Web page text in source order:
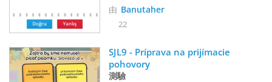
由 Banutaher
22
SJL9 - Príprava na prijímacie
pohovory
測驗